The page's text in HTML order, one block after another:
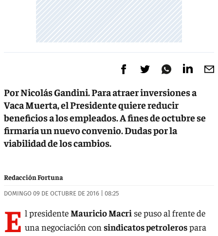
Por Nicolás Gandini. Para atraer inversiones a
Vaca Muerta, el Presidente quiere reducir
beneficios a los empleados. A fines de octubre se
firmaría un nuevo convenio. Dudas por la
viabilidad de los cambios.
Redacción Fortuna
DOMINGO 09 DE OCTUBRE DE 2016 | 08:25
E l presidenteMauricio Macri se puso al frente de
una negociación con sindicatos petrolerospara